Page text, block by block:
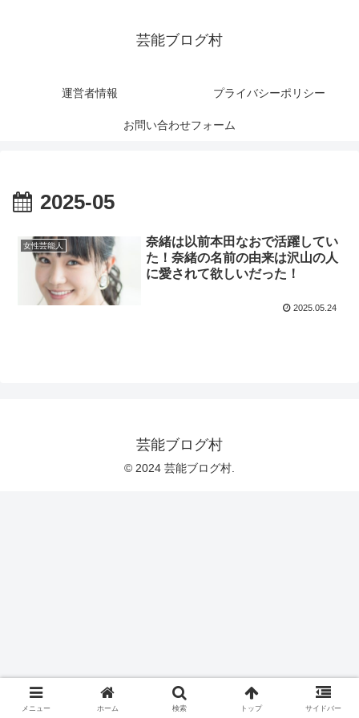
芸能ブログ村
運営者情報 プライバシーポリシー
お問い合わせフォーム
2025-05
女性芸能人
奈緒は以前本田なおで活躍してい
た！奈緒の名前の由来は沢山の人
に愛されて欲しいだった！
2025.05.24
芸能ブログ村
© 2024 芸能ブログ村.
メニュー ホーム 検索 トップ サイドバー